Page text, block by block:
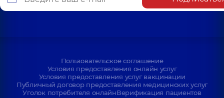
Пользовательское соглашение
Условия предоставления онлайн услуг
Условия предоставления услуг вакцинации
Публичный договор предоставления медицинских услуг
Уголок потребителя онлайнВерификация пациентов